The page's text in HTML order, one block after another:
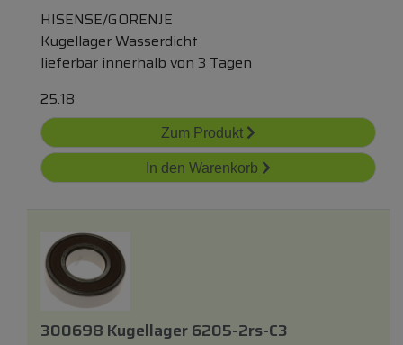
HISENSE/GORENJE
Kugellager Wasserdicht
lieferbar innerhalb von 3 Tagen
25.18
Zum Produkt
In den Warenkorb
300698 Kugellager 6205-2rs-C3